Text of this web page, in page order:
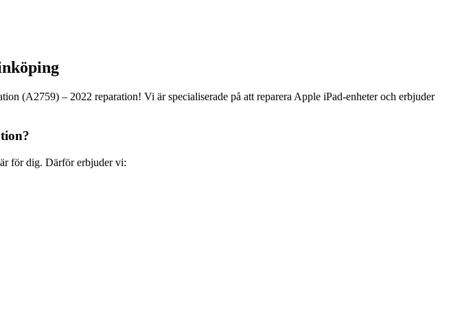
(A2759) – 2022 reparation! Vi är specialiserade på att reparera Apple iPad-enheter och erbjuder
för dig. Därför erbjuder vi: